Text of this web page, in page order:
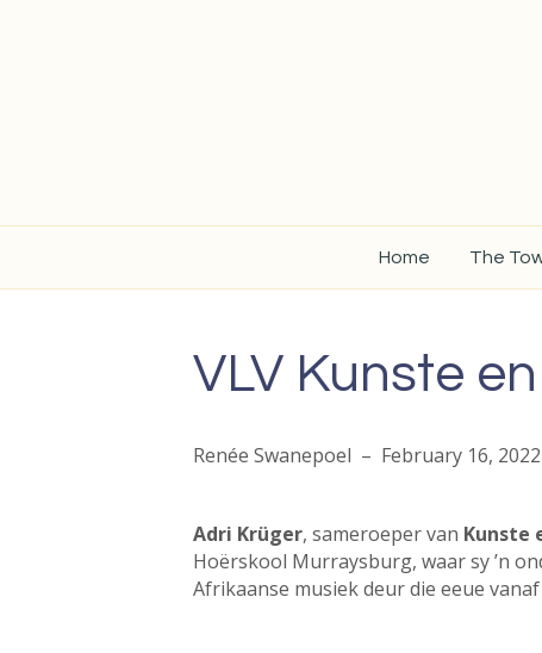
Home The
VLV Kunste
Renée Swanepoel – February 16, 2022
Adri Krüger, sameroeper van Kunste
Hoërskool Murraysburg, waar sy ’n
Afrikaanse musiek deur die eeue